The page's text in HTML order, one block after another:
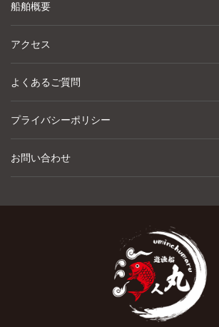
船舶概要
アクセス
よくあるご質問
プライバシーポリシー
お問い合わせ